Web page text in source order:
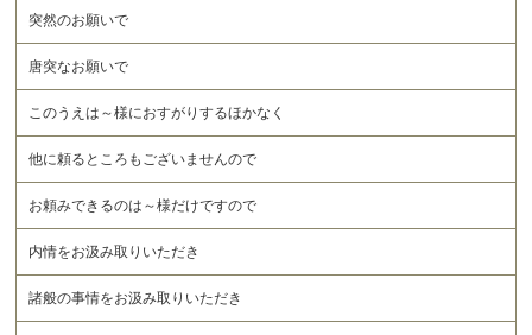
突然のお願いで
唐突なお願いで
このうえは～様におすがりするほかなく
他に頼るところもございませんので
お頼みできるのは～様だけですので
内情をお汲み取りいただき
諸般の事情をお汲み取りいただき